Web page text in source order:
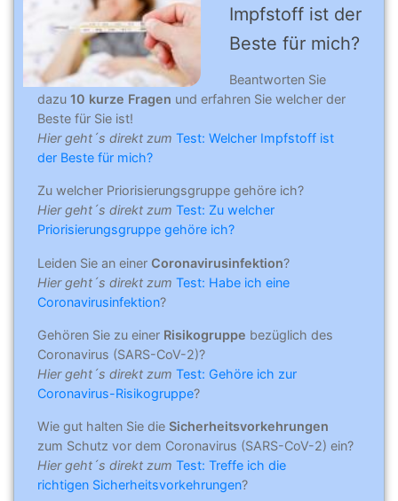
Impfstoff ist der
Beste für mich?
Beantworten Sie
dazu 10 kurze Fragen und erfahren Sie welcher der
Beste für Sie ist!
Hier geht´s direkt zum Test: Welcher Impfstoff ist
der Beste für mich?
Zu welcher Priorisierungsgruppe gehöre ich?
Hier geht´s direkt zum Test: Zu welcher
Priorisierungsgruppe gehöre ich?
Leiden Sie an einer Coronavirusinfektion?
Hier geht´s direkt zum Test: Habe ich eine
Coronavirusinfektion?
Gehören Sie zu einer Risikogruppe bezüglich des
Coronavirus (SARS-CoV-2)?
Hier geht´s direkt zum Test: Gehöre ich zur
Coronavirus-Risikogruppe?
Wie gut halten Sie die Sicherheitsvorkehrungen
zum Schutz vor dem Coronavirus (SARS-CoV-2) ein?
Hier geht´s direkt zum Test: Treffe ich die
richtigen Sicherheitsvorkehrungen?